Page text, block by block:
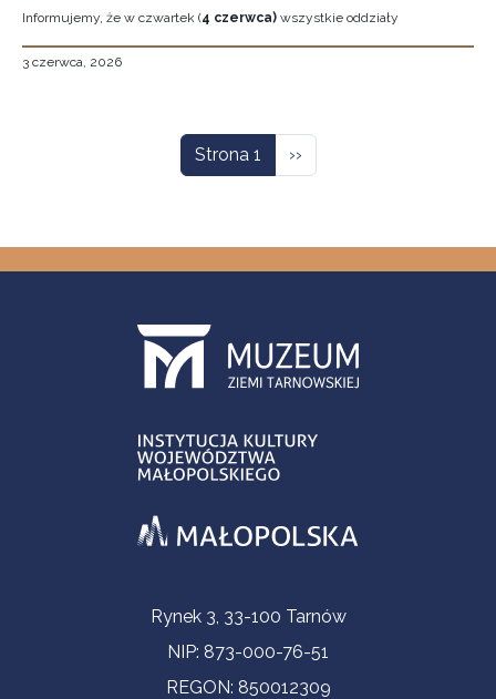
Informujemy, że w czwartek (4 czerwca) wszystkie oddziały
3 czerwca, 2026
Strona 1 Następna strona
››
Informacje kontaktoweRynek 3, 33-100 Tarnów
NIP: 873-000-76-51
REGON: 850012309